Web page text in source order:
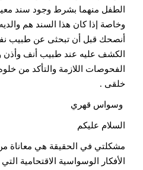
الطفل منهما بشرط وجود سند
وخاصة إذا كان هذا السند هم
أنصحك قبل أن تبحثى عن طبيب
الكشف عليه عند طبيب أنف وأذن
الفحوصات اللازمة والتأكد من
خلقى .
وسواس قهري
السلام عليكم
مشكلتي في الحقيقة هي معاناة
الأفكار الوسواسية الاقتحامية